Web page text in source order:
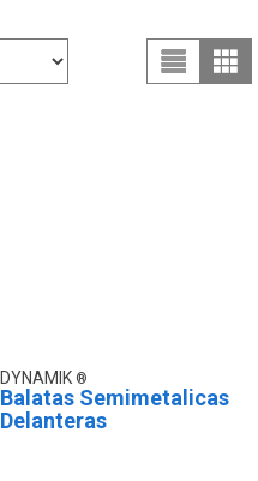
DYNAMIK
Balatas Semimetalicas
Delanteras